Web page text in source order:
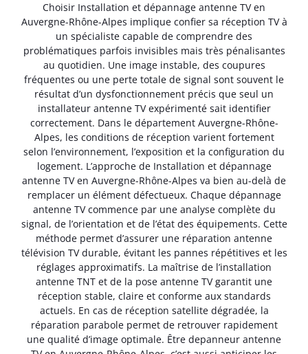
Choisir Installation et dépannage antenne TV en
Auvergne-Rhône-Alpes implique confier sa réception TV à
un spécialiste capable de comprendre des
problématiques parfois invisibles mais très pénalisantes
au quotidien. Une image instable, des coupures
fréquentes ou une perte totale de signal sont souvent le
résultat d’un dysfonctionnement précis que seul un
installateur antenne TV expérimenté sait identifier
correctement. Dans le département Auvergne-Rhône-
Alpes, les conditions de réception varient fortement
selon l’environnement, l’exposition et la configuration du
logement. L’approche de Installation et dépannage
antenne TV en Auvergne-Rhône-Alpes va bien au-delà de
remplacer un élément défectueux. Chaque dépannage
antenne TV commence par une analyse complète du
signal, de l’orientation et de l’état des équipements. Cette
méthode permet d’assurer une réparation antenne
télévision TV durable, évitant les pannes répétitives et les
réglages approximatifs. La maîtrise de l’installation
antenne TNT et de la pose antenne TV garantit une
réception stable, claire et conforme aux standards
actuels. En cas de réception satellite dégradée, la
réparation parabole permet de retrouver rapidement
une qualité d’image optimale. Être depanneur antenne